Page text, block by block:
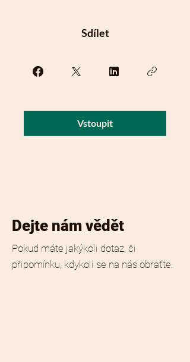
Sdílet
Vstoupit
Dejte nám vědět
Pokud máte jakýkoli dotaz, či
připomínku, kdykoli se na nás obraťte.